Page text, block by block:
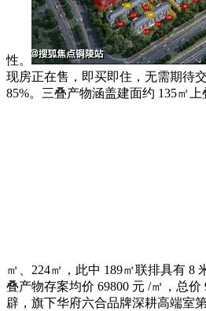
性。
现房正在售，即买即住，无需期待
85%。三叠产物涵盖建面约 135㎡
㎡、224㎡，此中 189㎡联排具有 8
叠产物存案均价 69800 元 /㎡，总
辟，旗下华府六合品牌深耕高端室